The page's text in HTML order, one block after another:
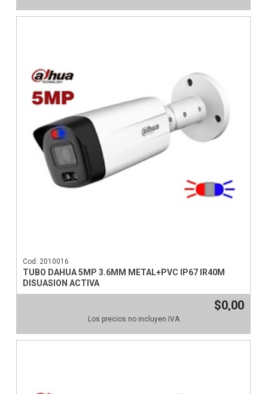
Cod: 2010016
TUBO DAHUA 5MP 3.6MM METAL+PVC IP67 IR40M
DISUASION ACTIVA
$0,00
Los precios no incluyen IVA